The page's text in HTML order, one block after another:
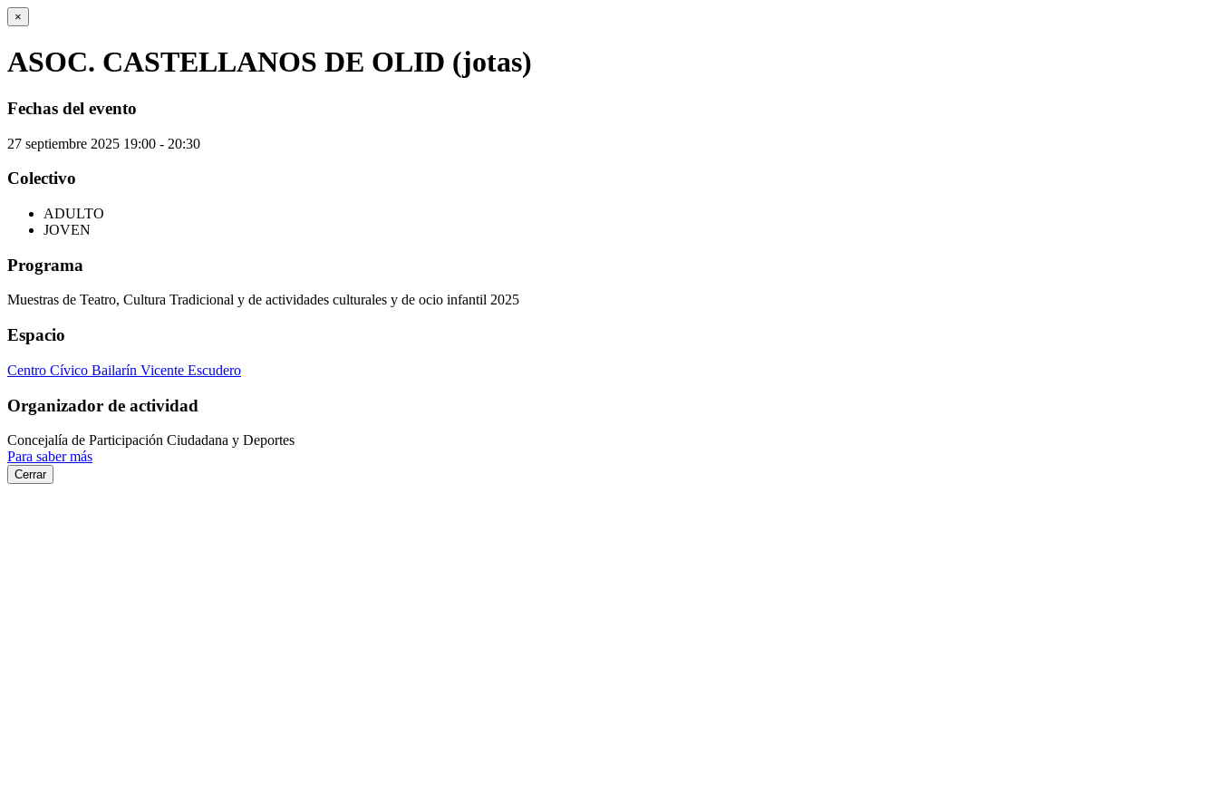
×
ASOC. CASTELLANOS DE OLID (jotas)
Fechas del evento
27 septiembre 2025 19:00 - 20:30
Colectivo
ADULTO
JOVEN
Programa
Muestras de Teatro, Cultura Tradicional y de actividades culturales y de ocio infantil 2025
Espacio
Centro Cívico Bailarín Vicente Escudero
Organizador de actividad
Concejalía de Participación Ciudadana y Deportes
Para saber más
Cerrar